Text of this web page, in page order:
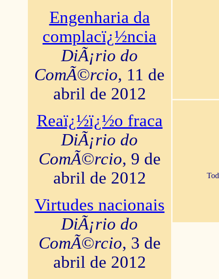
Engenharia da
complacï¿½ncia
DiÃ¡rio do
ComÃ©rcio, 11 de
abril de 2012
Reaï¿½ï¿½o fraca
DiÃ¡rio do
ComÃ©rcio, 9 de
abril de 2012
Virtudes nacionais
DiÃ¡rio do
ComÃ©rcio, 3 de
abril de 2012